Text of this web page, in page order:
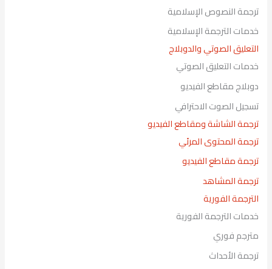
ترجمة النصوص الإسلامية
خدمات الترجمة الإسلامية
التعليق الصوتي والدوبلاج
خدمات التعليق الصوتي
دوبلاج مقاطع الفيديو
تسجيل الصوت الاحترافي
ترجمة الشاشة ومقاطع الفيديو
ترجمة المحتوى المرئي
ترجمة مقاطع الفيديو
ترجمة المشاهد
الترجمة الفورية
خدمات الترجمة الفورية
مترجم فوري
ترجمة الأحداث